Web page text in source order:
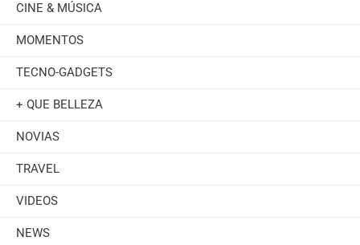
CINE & MÚSICA
MOMENTOS
TECNO-GADGETS
+ QUE BELLEZA
NOVIAS
TRAVEL
VIDEOS
NEWS